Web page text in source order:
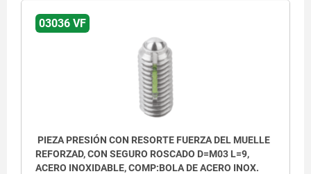
03036 VF
PIEZA PRESIÓN CON RESORTE FUERZA DEL MUELLE
REFORZAD, CON SEGURO ROSCADO D=M03 L=9,
ACERO INOXIDABLE, COMP:BOLA DE ACERO INOX.